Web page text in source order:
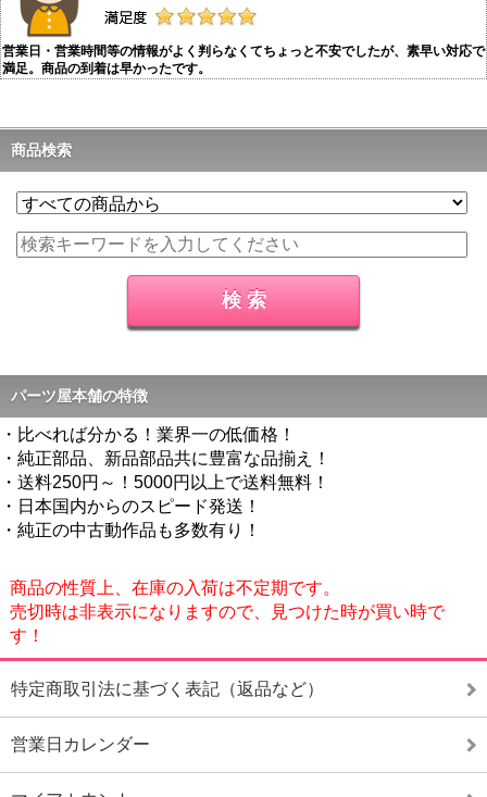
営業日・営業時間等の情報がよく判らなくてちょっと不安でしたが、素早い対応で
満足。商品の到着は早かったです。
商品検索
パーツ屋本舗の特徴
・比べれば分かる！業界一の低価格！
・純正部品、新品部品共に豊富な品揃え！
・送料250円～！5000円以上で送料無料！
・日本国内からのスピード発送！
・純正の中古動作品も多数有り！
商品の性質上、在庫の入荷は不定期です。
売切時は非表示になりますので、見つけた時が買い時で
す！
特定商取引法に基づく表記（返品など）
営業日カレンダー